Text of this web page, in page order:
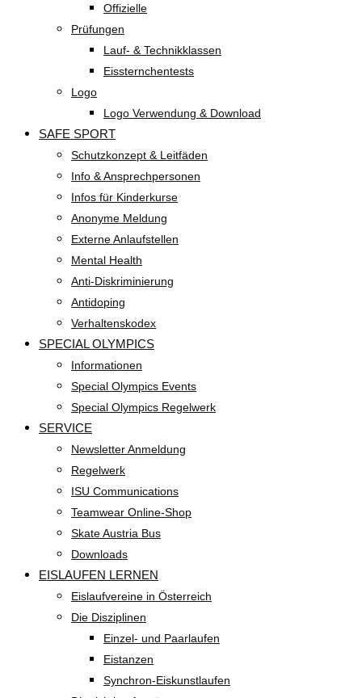
Offizielle
Prüfungen
Lauf- & Technikklassen
Eissternchentests
Logo
Logo Verwendung & Download
SAFE SPORT
Schutzkonzept & Leitfäden
Info & Ansprechpersonen
Infos für Kinderkurse
Anonyme Meldung
Externe Anlaufstellen
Mental Health
Anti-Diskriminierung
Antidoping
Verhaltenskodex
SPECIAL OLYMPICS
Informationen
Special Olympics Events
Special Olympics Regelwerk
SERVICE
Newsletter Anmeldung
Regelwerk
ISU Communications
Teamwear Online-Shop
Skate Austria Bus
Downloads
EISLAUFEN LERNEN
Eislaufvereine in Österreich
Die Disziplinen
Einzel- und Paarlaufen
Eistanzen
Synchron-Eiskunstlaufen